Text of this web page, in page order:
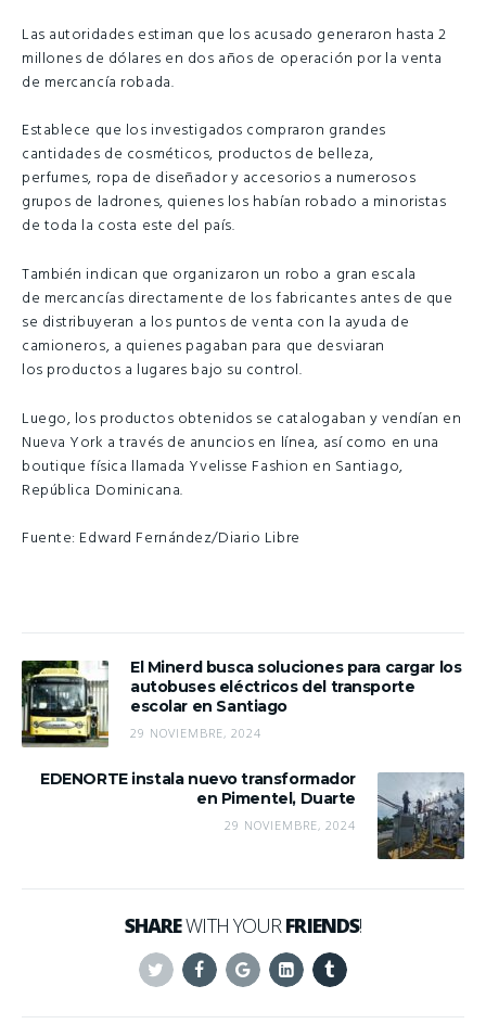
Las autoridades estiman que los acusado generaron hasta 2
millones de dólares en dos años de operación por la venta
de mercancía robada.
Establece que los investigados compraron grandes
cantidades de cosméticos, productos de belleza,
perfumes, ropa de diseñador y accesorios a numerosos
grupos de ladrones, quienes los habían robado a minoristas
de toda la costa este del país.
También indican que organizaron un robo a gran escala
de mercancías directamente de los fabricantes antes de que
se distribuyeran a los puntos de venta con la ayuda de
camioneros, a quienes pagaban para que desviaran
los productos a lugares bajo su control.
Luego, los productos obtenidos se catalogaban y vendían en
Nueva York a través de anuncios en línea, así como en una
boutique física llamada Yvelisse Fashion en Santiago,
República Dominicana.
Fuente: Edward Fernández/Diario Libre
El Minerd busca soluciones para cargar los
autobuses eléctricos del transporte
escolar en Santiago
29 NOVIEMBRE, 2024
EDENORTE instala nuevo transformador
en Pimentel, Duarte
29 NOVIEMBRE, 2024
SHAREWITH YOURFRIENDS!